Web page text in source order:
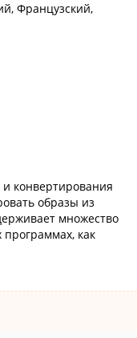
Французский,
конвертирования
образы из
множество
программах, как